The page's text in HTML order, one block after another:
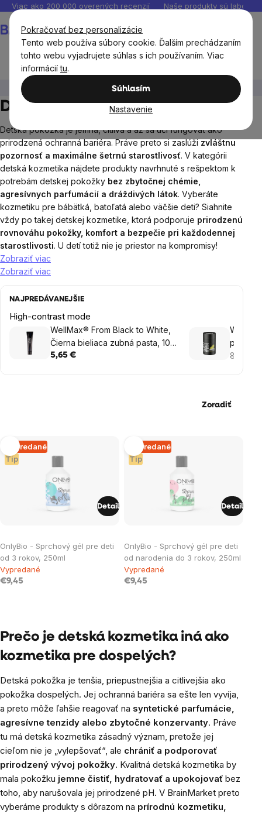
Pokračovať bez personalizácie
Tento web používa súbory cookie. Ďalším prechádzaním
tohto webu vyjadrujete súhlas s ich používaním. Viac
informáciítu.
Súhlasím
Nastavenie
Prejsť
obsah
Viac ako 200 000 overených recenzií Naše produkty sú
košík
Detská kozmetika
Detská kozmetika
Detská pokožka je jemná, citlivá a až sa učí fungovať ako
prirodzená ochranná bariéra. Práve preto si zaslúžizvláštnu
pozornosť a maximálne šetrnú starostlivosť. V kategórii
detská kozmetika nájdete produkty navrhnuté s rešpektom k
potrebám detskej pokožky bez zbytočnej chémie,
agresívnych parfumácií a dráždivých látok. Vyberáte
kozmetiku pre bábätká, batoľatá alebo väčšie deti? Siahnite
vždy po takej detskej kozmetike, ktorá podporuje prirodzenú
rovnováhu pokožky, komfort a bezpečie pri každodennej
starostlivosti. U detí totiž nie je priestor na kompromisy!
Zobraziť viac
Zobraziť viac
NAJPREDÁVANEJŠIE
High-contrast mode
WellMax® From Black to White,
Čierna bieliaca zubná pasta, 105
g
5,65 €
8,90 €
Zoradiť
Výpis
produktov
Tip
Vypredané
OnlyBio - Sprchový gél pre deti
od 3 rokov, 250ml
Vypredané
€9,45
Detail
Tip
Vypredané
OnlyBio - Sprchový gél pre deti
od narodenia do 3 rokov, 250ml
Vypredané
€9,45
Detail
prvky
výpisu
Prečo je detská kozmetika iná ako
kozmetika pre dospelých?
Detská pokožka je tenšia, priepustnejšia a citlivejšia ako
pokožka dospelých. Jej ochranná bariéra sa ešte len vyvíja,
a preto môže ľahšie reagovať na syntetické parfumácie,
agresívne tenzidy alebo zbytočné konzervanty. Práve
tu má detská kozmetika zásadný význam, pretože jej
cieľom nie je „vylepšovať“, ale chrániť a podporovať
prirodzený vývoj pokožky. Kvalitná detská kozmetika by
mala pokožku jemne čistiť, hydratovať a upokojovať bez
toho, aby narušovala jej prirodzené pH. V BrainMarket preto
vyberáme produkty s dôrazom na prírodnú kozmetiku,